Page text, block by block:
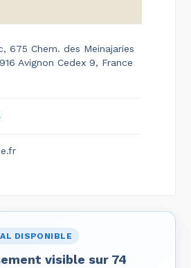
675 Chem. des Meinajaries
Avignon Cedex 9, France
DISPONIBLE
visible sur 74